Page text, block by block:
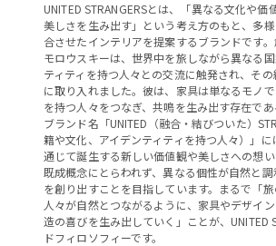
UNITED STRANGERSとは、「異なる文化や価
美しさを生み出す」という考え方のもと、多
合させたインテリアを提案するブランドです
モロウスキーは、世界中を旅しながら異なる
ティティを持つ人々との交流に触発され、そ
に取り入れました。彼は、家具は単なるモノ
を持つ人々をつなぎ、共鳴を生み出す存在であ
ブランド名「UNITED（融合・結びついた）
籍や文化、アイデンティティを持つ人々）」
通じて誕生する新しい価値観や美しさへの想い
既成概念にとらわれず、異なる個性が自然と
を創り出すことを目指しています。まるで「
人々が自然とつながるように、家具やデザイ
造の喜びを生み出していく」ことが、UNITED
ドフィロソフィーです。